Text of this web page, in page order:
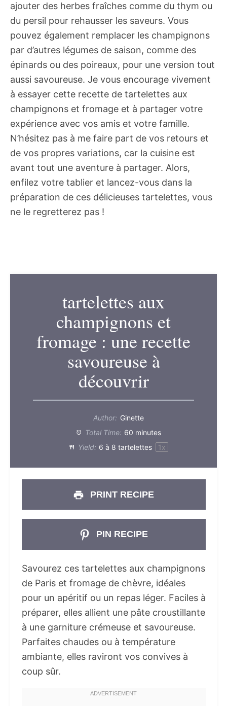
ajouter des herbes fraîches comme du thym ou
du persil pour rehausser les saveurs. Vous
pouvez également remplacer les champignons
par d’autres légumes de saison, comme des
épinards ou des poireaux, pour une version tout
aussi savoureuse. Je vous encourage vivement
à essayer cette recette de tartelettes aux
champignons et fromage et à partager votre
expérience avec vos amis et votre famille.
N’hésitez pas à me faire part de vos retours et
de vos propres variations, car la cuisine est
avant tout une aventure à partager. Alors,
enfilez votre tablier et lancez-vous dans la
préparation de ces délicieuses tartelettes, vous
ne le regretterez pas !
tartelettes aux
champignons et
fromage : une recette
savoureuse à
découvrir
Author: Ginette
Total Time: 60 minutes
Yield: 6 à 8 tartelettes 1x
PRINT RECIPE
PIN RECIPE
Savourez ces tartelettes aux champignons
de Paris et fromage de chèvre, idéales
pour un apéritif ou un repas léger. Faciles à
préparer, elles allient une pâte croustillante
à une garniture crémeuse et savoureuse.
Parfaites chaudes ou à température
ambiante, elles raviront vos convives à
coup sûr.